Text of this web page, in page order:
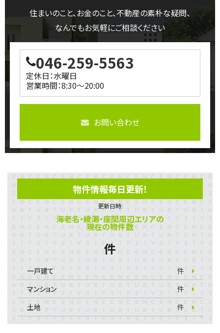
住まいのこと、お金のこと、不動産の素朴な疑問、
なんでもお気軽にご相談ください
046-259-5563
定休日：水曜日
営業時間：8:30～20:00
お問い合わせ
物件情報毎日更新！
更新日時:
海老名・綾瀬・座間周辺エリアの
現在の物件数
件
一戸建て
件
マンション
件
土地
件